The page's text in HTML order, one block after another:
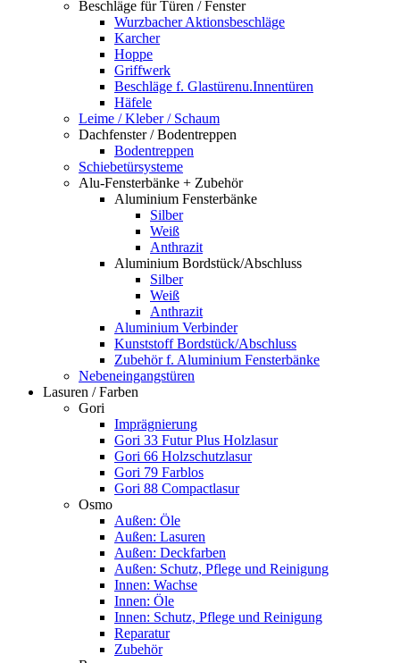
Beschläge für Türen / Fenster
Wurzbacher Aktionsbeschläge
Karcher
Hoppe
Griffwerk
Beschläge f. Glastürenu.Innentüren
Häfele
Leime / Kleber / Schaum
Dachfenster / Bodentreppen
Bodentreppen
Schiebetürsysteme
Alu-Fensterbänke + Zubehör
Aluminium Fensterbänke
Silber
Weiß
Anthrazit
Aluminium Bordstück/Abschluss
Silber
Weiß
Anthrazit
Aluminium Verbinder
Kunststoff Bordstück/Abschluss
Zubehör f. Aluminium Fensterbänke
Nebeneingangstüren
Lasuren / Farben
Gori
Imprägnierung
Gori 33 Futur Plus Holzlasur
Gori 66 Holzschutzlasur
Gori 79 Farblos
Gori 88 Compactlasur
Osmo
Außen: Öle
Außen: Lasuren
Außen: Deckfarben
Außen: Schutz, Pflege und Reinigung
Innen: Wachse
Innen: Öle
Innen: Schutz, Pflege und Reinigung
Reparatur
Zubehör